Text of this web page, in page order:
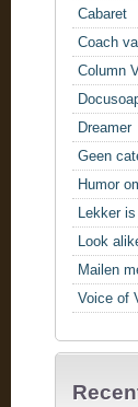
Cabaret
Coach
Column
Dreamer
Geen
Humor
Lekker
Look
Mailen
Voice of